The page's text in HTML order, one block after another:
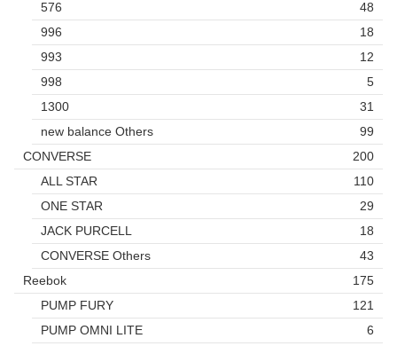
576
48
996
18
993
12
998
5
1300
31
new balance Others
99
CONVERSE
200
ALL STAR
110
ONE STAR
29
JACK PURCELL
18
CONVERSE Others
43
Reebok
175
PUMP FURY
121
PUMP OMNI LITE
6